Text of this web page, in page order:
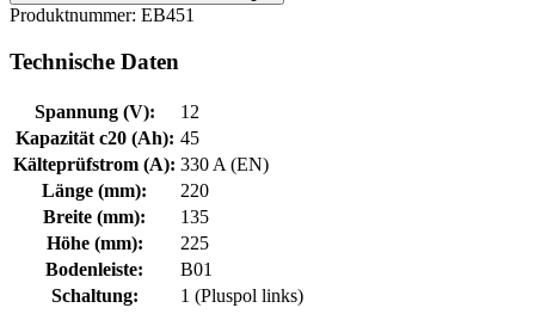
Produktnummer: EB451
Technische Daten
Spannung (V):
12
Kapazität c20 (Ah): 45
Kälteprüfstrom (A): 330 A (EN)
Länge (mm):
220
Breite (mm):
135
Höhe (mm):
225
Bodenleiste:
B01
Schaltung:
1 (Pluspol links)